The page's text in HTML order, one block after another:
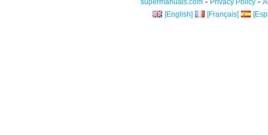
supermanuals.com Privacy Policy
[English]
[Français]